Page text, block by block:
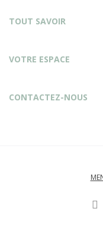
TOUT SAVOIR
VOTRE ESPACE
CONTACTEZ-NOUS